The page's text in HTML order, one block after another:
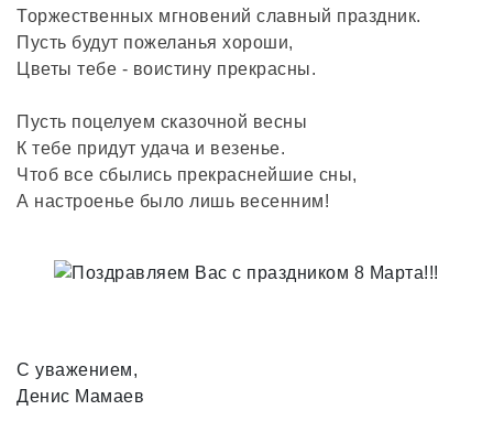
Торжественных мгновений славный праздник.
Пусть будут пожеланья хороши,
Цветы тебе - воистину прекрасны.
Пусть поцелуем сказочной весны
К тебе придут удача и везенье.
Чтоб все сбылись прекраснейшие сны,
А настроенье было лишь весенним!
С уважением,
Денис Мамаев